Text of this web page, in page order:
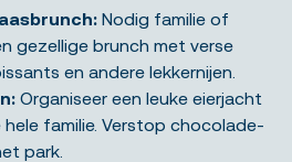
Nodig familie of
gezellige brunch met verse
en andere lekkernijen.
Organiseer een leuke eierjacht
familie. Verstop chocolade-
park.